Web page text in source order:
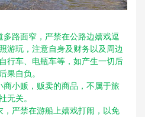
多路面窄，严禁在公路边嬉戏逗
游玩，注意自身及财务以及周边
行车、电瓶车等，如产生一切后
果自负。
商小贩，贩卖的商品，不属于旅
无关。
严禁在游船上嬉戏打闹，以免